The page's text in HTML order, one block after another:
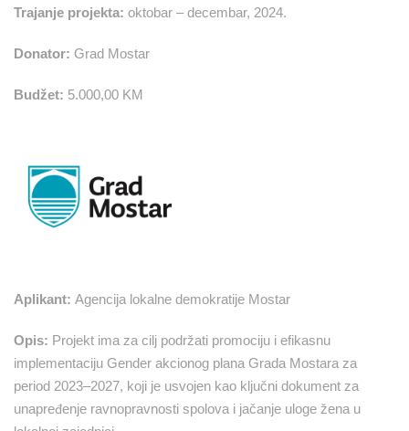
Trajanje projekta: oktobar – decembar, 2024.
Donator: Grad Mostar
Budžet: 5.000,00 KM
Aplikant: Agencija lokalne demokratije Mostar
Opis: Projekt ima za cilj podržati promociju i efikasnu
implementaciju Gender akcionog plana Grada Mostara za
period 2023–2027, koji je usvojen kao ključni dokument za
unapređenje ravnopravnosti spolova i jačanje uloge žena u